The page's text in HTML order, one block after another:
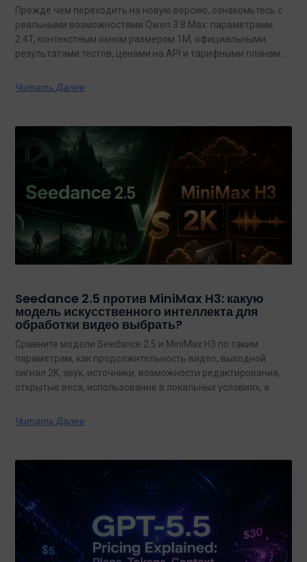
Прежде чем переходить на новую версию, ознакомьтесь с
реальными возможностями Qwen 3.8 Max: параметрами
2.4T, контекстным окном размером 1M, официальными
результатами тестов, ценами на API и тарифными планами
Читать Далее
Seedance 2.5 против MiniMax H3: какую
модель искусственного интеллекта для
обработки видео выбрать?
Сравните модели Seedance 2.5 и MiniMax H3 по таким
параметрам, как продолжительность видео, выходной
сигнал 2K, звук, источники, возможности редактирования,
открытые веса, использование в локальных условиях, а
конкретных задач на сегодняшний день.
Читать Далее